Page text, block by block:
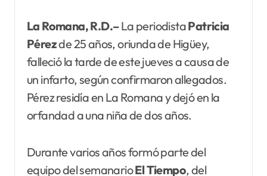
La Romana, R.D.–La periodistaPatricia
Pérezde 25 años, oriunda de Higüey,
falleció la tarde de este jueves a causa de
un infarto, según confirmaron allegados.
Pérez residía en La Romana y dejó en la
orfandad a una niña de dos años.
Durante varios años formó parte del
equipo del semanarioEl Tiempo, del